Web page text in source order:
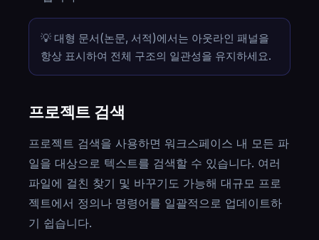
💡 대형 문서(논문, 서적)에서는 아웃라인 패널을
항상 표시하여 전체 구조의 일관성을 유지하세요.
프로젝트 검색
프로젝트 검색을 사용하면 워크스페이스 내 모든 파
일을 대상으로 텍스트를 검색할 수 있습니다. 여러
파일에 걸친 찾기 및 바꾸기도 가능해 대규모 프로
젝트에서 정의나 명령어를 일괄적으로 업데이트하
기 쉽습니다.